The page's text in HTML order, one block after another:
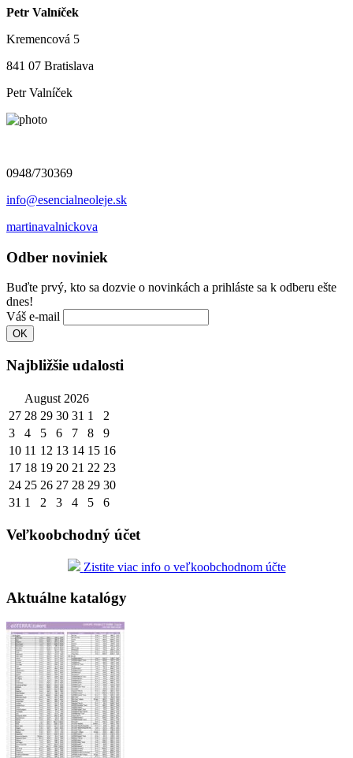
Petr Valníček
Kremencová 5
841 07 Bratislava
Petr Valníček
0948/730369
info@esencialneoleje.sk
martinavalnickova
Odber noviniek
Buďte prvý, kto sa dozvie o novinkách a prihláste sa k odberu ešte
dnes!
Váš e-mail
Najbližšie udalosti
August 2026
27 28 29 30 31 1
2
3
4 5 6 7 8
9
10 11 12 13 14 15 16
17 18 19 20 21 22 23
24 25 26 27 28 29 30
31 1 2 3 4 5 6
Veľkoobchodný účet
Zistite viac info o veľkoobchodnom účte
Aktuálne katalógy